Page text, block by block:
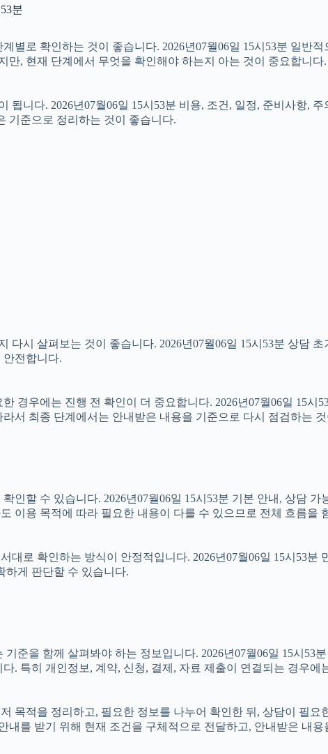
분
별로 확인하는 것이 좋습니다. 2026년07월06일 15시53분 일반
, 현재 단계에서 무엇을 확인해야 하는지 아는 것이 중요합니다.
니다. 2026년07월06일 15시53분 비용, 조건, 일정, 준비사항,
기준으로 정리하는 것이 좋습니다.
시 살펴보는 것이 좋습니다. 2026년07월06일 15시53분 상담
안전합니다.
경우에는 진행 전 확인이 더 중요합니다. 2026년07월06일 15시
서 최종 단계에서는 안내받은 내용을 기준으로 다시 점검하는
인할 수 있습니다. 2026년07월06일 15시53분 기본 안내, 상담
이용 목적에 따라 필요한 내용이 다를 수 있으므로 전체 흐름을
로 확인하는 방식이 안정적입니다. 2026년07월06일 15시53분
하게 판단할 수 있습니다.
준을 함께 살펴봐야 하는 정보입니다. 2026년07월06일 15시53
. 특히 개인정보, 계약, 신청, 결제, 자료 제출이 연결되는 경우에
목적을 정리하고, 필요한 정보를 나누어 확인한 뒤, 상담이 필
를 받기 위해 현재 조건을 구체적으로 전달하고, 안내받은 내